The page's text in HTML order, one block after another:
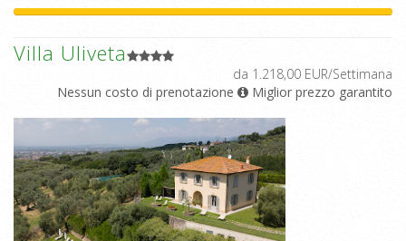
Villa Uliveta
da 1.218,00 EUR/Settimana
Nessun costo di prenotazione
Miglior prezzo garantito